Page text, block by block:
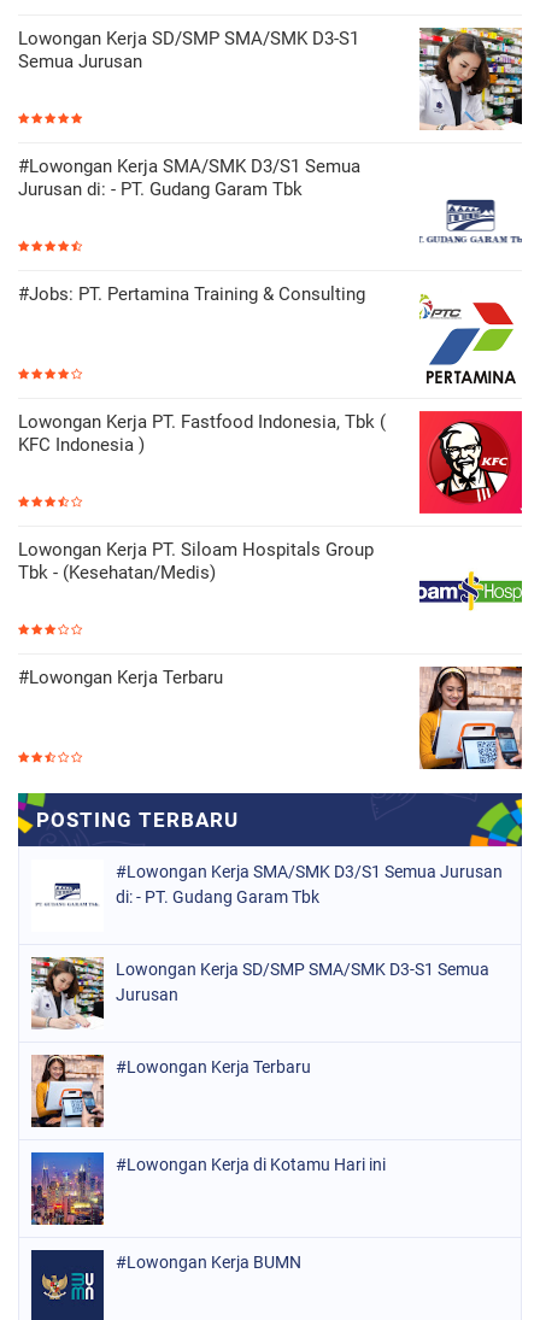
Lowongan Kerja SD/SMP SMA/SMK D3-S1
Semua Jurusan
#Lowongan Kerja SMA/SMK D3/S1 Semua
Jurusan di: - PT. Gudang Garam Tbk
#Jobs: PT. Pertamina Training & Consulting
Lowongan Kerja PT. Fastfood Indonesia, Tbk (
KFC Indonesia )
Lowongan Kerja PT. Siloam Hospitals Group
Tbk - (Kesehatan/Medis)
#Lowongan Kerja Terbaru
#Lowongan Kerja SMA/SMK D3/S1 Semua Jurusan
di: - PT. Gudang Garam Tbk
Lowongan Kerja SD/SMP SMA/SMK D3-S1 Semua
Jurusan
#Lowongan Kerja Terbaru
#Lowongan Kerja di Kotamu Hari ini
#Lowongan Kerja BUMN